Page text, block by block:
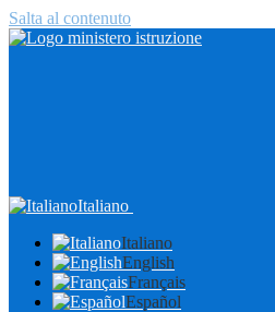
Salta al contenuto
Italiano
Italiano
English
Français
Español